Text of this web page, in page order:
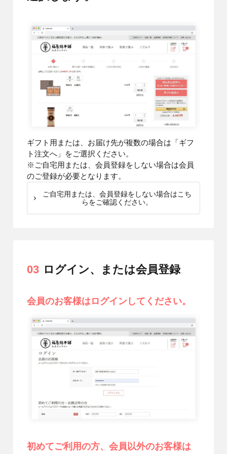
ギフト用または、お届け先が複数の場合は「ギフ
ト注文へ」をご選択ください。
※ご自宅用または、会員登録をしない場合は会員
のご登録が必要となります。
ご自宅用または、会員登録をしない場合はこち
らをご確認ください。
03 ログイン、または会員登録
会員のお客様はログインしてください。
初めてご利用の方、会員以外のお客様は